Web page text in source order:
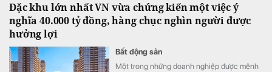
Đặc khu lớn nhất VN vừa chứng kiến một việc ý
nghĩa 40.000 tỷ đồng, hàng chục nghìn người được
hưởng lợi
Bất động sản
Một trong những doanh nghiệp được mệnh